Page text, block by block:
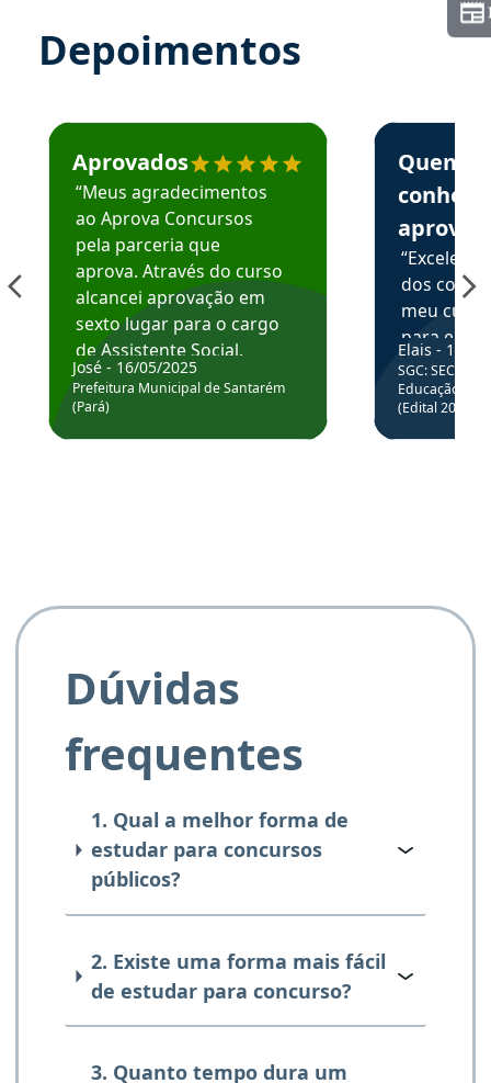
Depoimentos
Estudante José recomenda o Aprova Concursos em
Aprovados
“Meus agradecimentos
ao Aprova Concursos
pela parceria que
aprova. Através do curso
alcancei aprovação em
sexto lugar para o cargo
de Assistente Social.
Hoje estou atuando na
Prefeitura de Santarém.
José - 16/05/2025
Prefeitura Municipal de Santarém
(Pará)
Estudante
Quem
aprova
dos
meu
para
colocar
através
de
Elais - 15/
SGC: SEC BA
Educação
(Edital
Dúvidas
frequentes
1. Qual a melhor forma de
estudar para concursos
públicos?
2. Existe uma forma mais fácil
de estudar para concurso?
3. Quanto tempo dura um